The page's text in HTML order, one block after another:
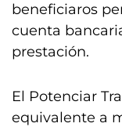
beneficiaros
cuenta
prestación.
El Potenciar
equivalente a